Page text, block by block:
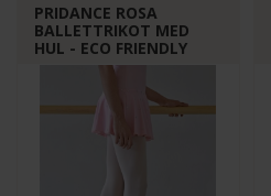
PRIDANCE ROSA
BALLETTRIKOT MED
HUL - ECO FRIENDLY